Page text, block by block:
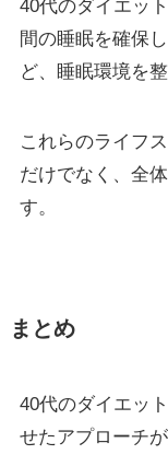
40代のダイエッ
間の睡眠を確保
ど、睡眠環境を
これらのライフ
だけでなく、全
す。
まとめ
40代のダイエッ
せたアプローチが